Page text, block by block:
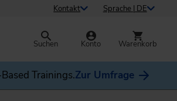
Kontakt Sprache | DE
Suchen Konto Warenkorb
Trainings.Zur Umfrage